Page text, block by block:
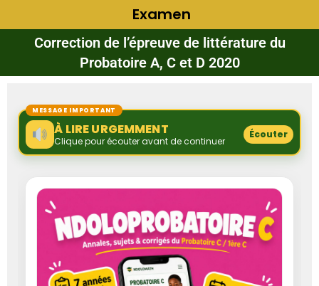
Examen
Correction de l’épreuve de littérature du
Probatoire A, C et D 2020
MESSAGE IMPORTANT
À LIRE URGEMMENT
Clique pour écouter avant de continuer
Écouter